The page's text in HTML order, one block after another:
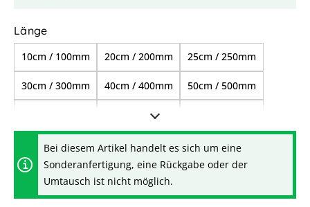
Längeauswählen
10cm / 100mm 20cm / 200mm 25cm / 250mm
30cm / 300mm 40cm / 400mm 50cm / 500mm
70cm / 700mm
85cm / 850mm 1,00m / 1.000mm 1,20m / 1.200mm
1,50m / 1.500mm 2,00m / 2.000mm
2,50m / 2.500mm 3,00m / 3.000mm
Bei diesem Artikel handelt es sich um eine
Sonderanfertigung, eine Rückgabe oder der
Umtausch ist nicht möglich.